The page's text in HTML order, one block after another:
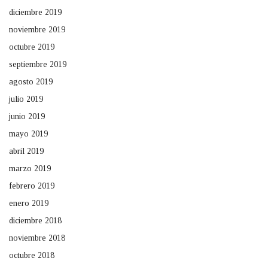
diciembre 2019
noviembre 2019
octubre 2019
septiembre 2019
agosto 2019
julio 2019
junio 2019
mayo 2019
abril 2019
marzo 2019
febrero 2019
enero 2019
diciembre 2018
noviembre 2018
octubre 2018